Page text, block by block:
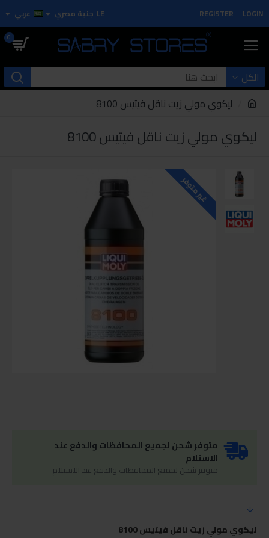
LOGIN
REGISTER
LE جنية مصري عربي
0
الكل
ليكوي مولي زيت ناقل فيتيس 8100
ليكوي مولي زيت ناقل فيتيس 8100
غير متوفر
متوفر شحن لجميع المحافظات والدفع عند
الاستلام
متوفر شحن لجميع المحافظات والدفع عند الاستلام
ليكوي مولي زيت ناقل فيتيس 8100